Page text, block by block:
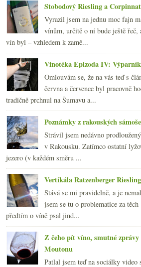
Stobodový Riesling a
Vyrazil jsem na jednu moc fajn
vínům, určitě o ní bude ještě řeč,
vín byl – vzhledem k zamě...
Vinotéka Epizoda IV:
Omlouvám se, že na vás teď s
června a července byl pracovně
tradičně prchnul na Šumavu a...
Poznámky z rakouských
Strávil jsem nedávno
v Rakousku. Zatímco ostatní
jezero (v každém směru ...
Vertikála Ratzenberger
Stává se mi pravidelně, a je
jsem se tu o problematice za
předtím o víně psal jind...
Z čeho pít víno, smutné zprávy
Moutonu
Patlal jsem teď na sociálky